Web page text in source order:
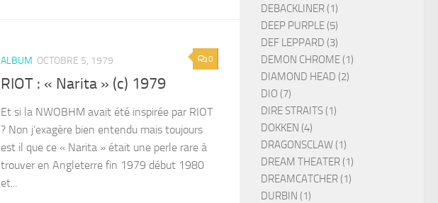
0
ALBUM OCTOBRE 5, 1979
RIOT : « Narita » (c) 1979
Et si la NWOBHM avait été inspirée par RIOT
? Non j’exagère bien entendu mais toujours
est il que ce « Narita » était une perle rare à
trouver en Angleterre fin 1979 début 1980
et...
DEBACKLINER (1)
DEEP PURPLE (5)
DEF LEPPARD (3)
DEMON CHROME (1)
DIAMOND HEAD (2)
DIO (7)
DIRE STRAITS (1)
DOKKEN (4)
DRAGONSCLAW (1)
DREAM THEATER (1)
DREAMCATCHER (1)
DURBIN (1)